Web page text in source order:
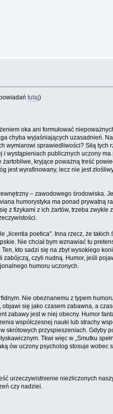
tutaj)
oka ani formułować
chyba wyjaśniających uzasadnień.
sprawiedliwości? Siłą
wystąpieniach publicznych uczony
kryjące poważną treść
jest wyrafinowany, lecz nie jest
– zawodowego środowiska.
humorystyka ma ponad prywatną
z fizykami z ich żartów, trzeba
poetica". Inna rzecz, że takich
Nie chciał bym wznawiać tu
kto sadzi się na zbyt wysokiego
czyli nudną. Humor, jeśli
humoru uczonych.
Nie obeznanemu z typem
się jako czasem zabawna, a
zabawy jest w niej obecny. Humor
współczesnej nauki lub strachy
skrótowych przyspieszeniach. Gdyby
Tkwi więc w „Smutku
ów uczony psycholog stosuje wobec
urzeczywistnienie niezliczonych
czy nadziei.